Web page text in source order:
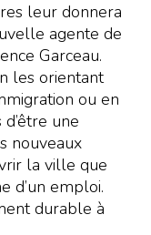
leur donnera
agente de
Garceau.
les orientant
ou en
une
nouveaux
la ville que
d’un emploi.
durable à